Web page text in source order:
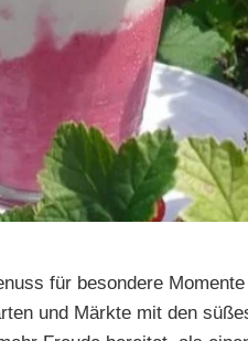
für besondere
und Märkte mit den